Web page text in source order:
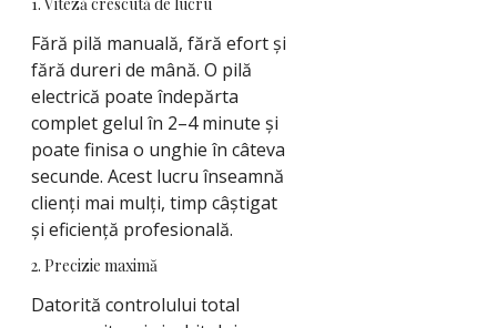
Fără pilă manuală, fără efort și
fără dureri de mână. O pilă
electrică poate îndepărta
complet gelul în 2–4 minute și
poate finisa o unghie în câteva
secunde. Acest lucru înseamnă
clienți mai mulți, timp câștigat
și eficiență profesională.
2. Precizie maximă
Datorită controlului total